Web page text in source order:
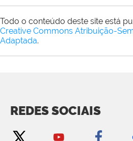
Todo o conteúdo deste site está
Creative Commons Atribuição-
Adaptada.
REDES SOCIAIS